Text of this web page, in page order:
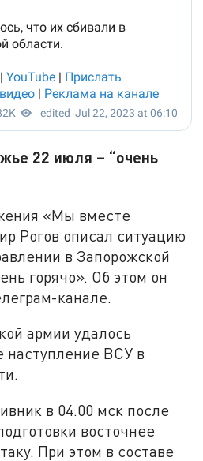
22 июля – “очень
«Мы вместе
Рогов описал ситуацию
в Запорожской
горячо». Об этом он
канале.
армии удалось
наступление ВСУ в
в 04.00 мск после
восточнее
При этом в составе